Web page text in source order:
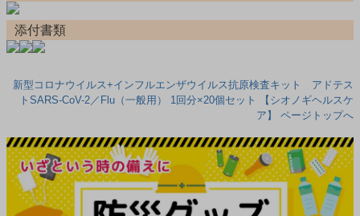
添付書類
新型コロナウイルス+インフルエンザウイルス抗原検査キット アドテス
トSARS-CoV-2／Flu（一般用） 1回分×20個セット 【シオノギヘルスケ
ア】 ページトップへ